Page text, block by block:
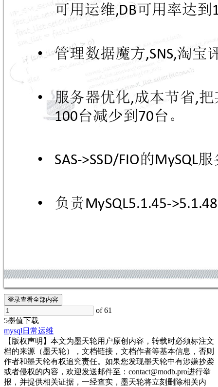
可用运维,DB 可用率达到
• 管理数据魔方,SNS,淘宝
• 服务器优化,成本节省,把
100台减少到 70台。
• SAS->SSD/FIO的 MySQL服
• 负责 MySQL5.1.45->5.1
登录查看全部内容
of 61
5墨值下载
mysql 日常运维
【版权声明】本文为墨天轮用户原创内容，转载时必须标注文
档的来源（墨天轮），文档链接，文档作者等基本信息，否则
作者和墨天轮有权追究责任。如果您发现墨天轮中有涉嫌抄袭
或者侵权的内容，欢迎发送邮件至：contact@modb.pro进行举
报，并提供相关证据，一经查实，墨天轮将立刻删除相关内